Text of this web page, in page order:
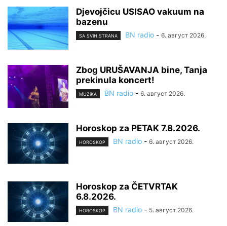
Djevojčicu USISAO vakuum na
bazenu
SA SVIH STRANA BN radio - 6. август 2026.
Zbog URUŠAVANJA bine, Tanja
prekinula koncert!
MUZIKA BN radio - 6. август 2026.
Horoskop za PETAK 7.8.2026.
HOROSKOP BN radio - 6. август 2026.
Horoskop za ČETVRTAK
6.8.2026.
HOROSKOP BN radio - 5. август 2026.